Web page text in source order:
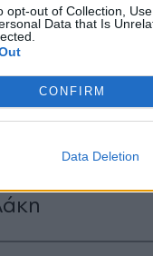
opt-out of Collection,
Data that Is
CONFIRM
Data Deletion
το
το
του
και το